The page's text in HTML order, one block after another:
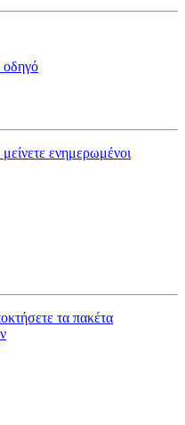
οδηγό
ενημερωμένοι
τα πακέτα